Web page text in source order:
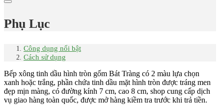
Phụ Lục
Công dụng nổi bật
Cách sử dụng
Bếp xông tinh dầu hình tròn gốm Bát Tràng có 2 màu lựa chọn
xanh hoặc trắng, phần chứa tinh dầu mặt hình tròn được tráng men
đẹp mịn màng, có đường kính 7 cm, cao 8 cm, shop cung cấp dịch
vụ giao hàng toàn quốc, được mở hàng kiềm tra trước khi trả tiền.